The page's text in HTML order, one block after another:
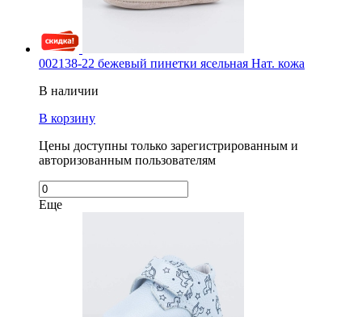
002138-22 бежевый пинетки ясельная Нат. кожа
В наличии
В корзину
Цены доступны только зарегистрированным и
авторизованным пользователям
Еще